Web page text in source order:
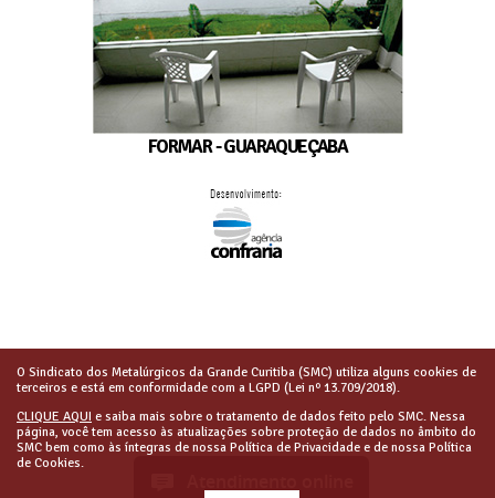
FORMAR - GUARAQUEÇABA
O Sindicato dos Metalúrgicos da Grande Curitiba (SMC) utiliza alguns cookies de
terceiros e está em conformidade com a LGPD (Lei nº 13.709/2018).
CLIQUE AQUI e saiba mais sobre o tratamento de dados feito pelo SMC. Nessa
página, você tem acesso às atualizações sobre proteção de dados no âmbito do
SMC bem como às íntegras de nossa Política de Privacidade e de nossa Política
de Cookies.